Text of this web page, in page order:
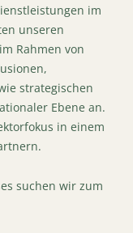
im
unseren
Rahmen von
strategischen
Ebene an.
in einem
suchen wir zum